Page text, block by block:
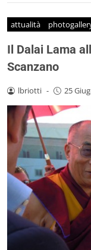
attualità
Il Dalai Lama
Scanzano
lbriotti - 25